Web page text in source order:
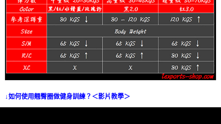
↓如何使用翹臀圈做健身訓練？＜影片教學＞